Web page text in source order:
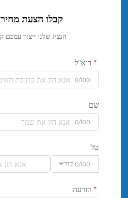
קבלו הצעת
הנציג שלנו ייצור עמכם
דוא"ל
0/100
שם
0/100
טל
קוד 0/100
הודעה